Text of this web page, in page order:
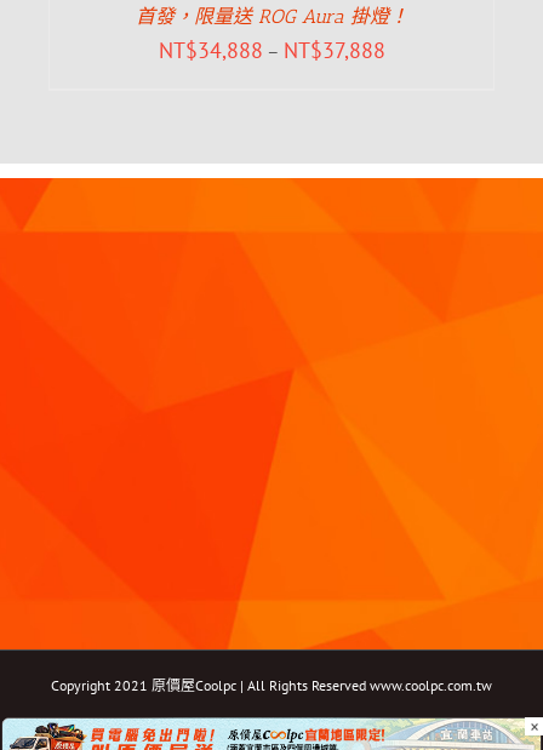
首發，限量送 ROG Aura 掛燈！
NT$34,888 – NT$37,888
Copyright 2021 原價屋Coolpc | All Rights Reserved www.coolpc.com.tw
FacebookInstagramYouTubeTwitterEmail: ×